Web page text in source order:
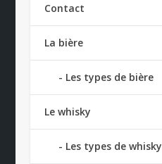
Contact
La bière
Les types de bière
Le whisky
Les types de whisky